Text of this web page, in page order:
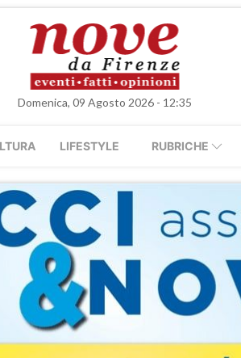
Domenica, 09 Agosto 2026 - 12:35
LIFESTYLE RUBRICHE